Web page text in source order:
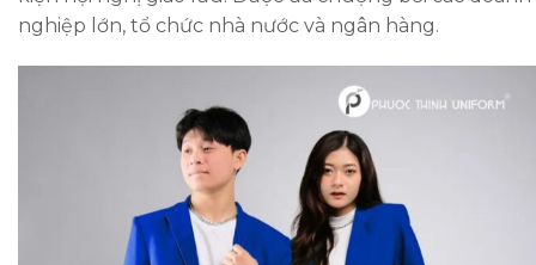
nghiệp lớn, tổ chức nhà nước và ngân hàng.